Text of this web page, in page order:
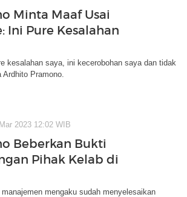
Minta Maaf Usai
Ini Pure Kesalahan
kesalahan saya, ini kecerobohan saya dan tidak
Pramono.
2023 12:02 WIB
Beberkan Bukti
Pihak Kelab di
mengaku sudah menyelesaikan